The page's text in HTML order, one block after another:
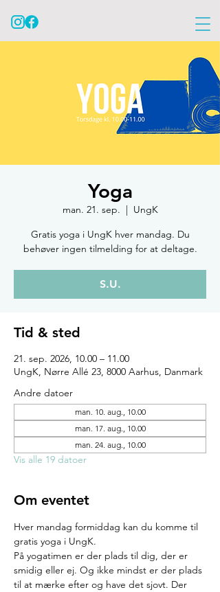
Yoga
man. 21. sep.
  |
UngK
Gratis yoga i UngK hver mandag. Du
behøver ingen tilmelding for at deltage.
S.U.
Tid & sted
21. sep. 2026, 10.00 – 11.00
UngK, Nørre Allé 23, 8000 Aarhus, Danmark
Andre datoer
man. 10. aug., 10.00
man. 17. aug., 10.00
man. 24. aug., 10.00
Vis alle 19 datoer
Om eventet
Hver mandag formiddag kan du komme til
gratis yoga i UngK.
På yogatimen er der plads til dig, der er
smidig eller ej. Og ikke mindst er der plads
til at mærke efter og have det sjovt. Der